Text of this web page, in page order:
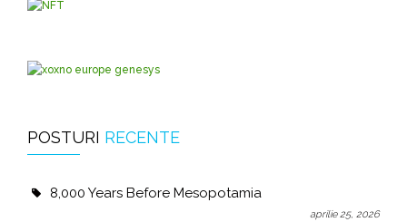
POSTURI RECENTE
8,000 Years Before Mesopotamia
aprilie 25, 2026